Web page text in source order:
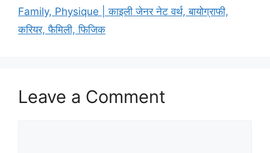
Family, Physique | काइली जेनर नेट वर्थ, बायोग्राफी,
करियर, फैमिली, फिजिक
Leave a Comment